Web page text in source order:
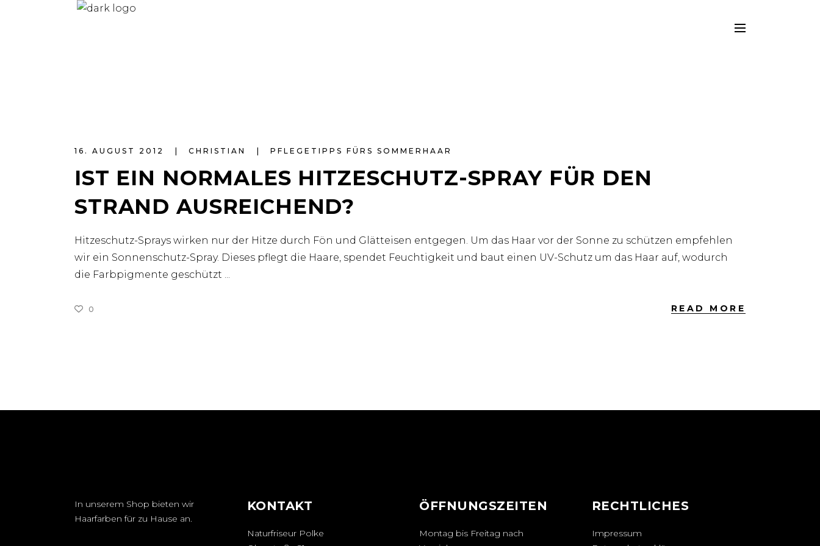
16. AUGUST 2012 CHRISTIAN PFLEGETIPPS FÜRS SOMMERHAAR
IST EIN NORMALES HITZESCHUTZ-SPRAY FÜR DEN
STRAND AUSREICHEND?
Hitzeschutz-Sprays wirken nur der Hitze durch Fön und Glätteisen entgegen. Um das Haar vor der Sonne zu schützen empfehlen
wir ein Sonnenschutz-Spray. Dieses pflegt die Haare, spendet Feuchtigkeit und baut einen UV-Schutz um das Haar auf, wodurch
die Farbpigmente geschützt
0 READ MORE
In unserem Shop bieten wir
Haarfarben für zu Hause an.
KONTAKT
Naturfriseur Polke
ÖFFNUNGSZEITEN
Montag bis Freitag nach
RECHTLICHES
Impressum